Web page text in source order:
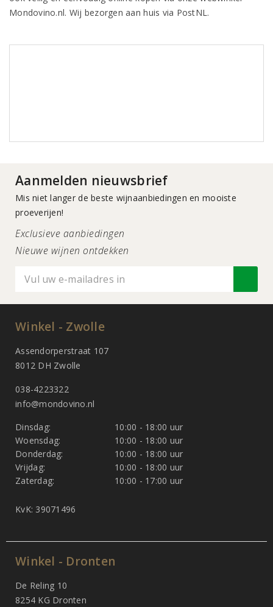
Mondovino.nl. Wij bezorgen aan huis via PostNL.
Aanmelden nieuwsbrief
Mis niet langer de beste wijnaanbiedingen en mooiste
proeverijen!
Exclusieve aanbiedingen
Nieuwe wijnen ontdekken
Winkel - Zwolle
Assendorperstraat 107
8012 DH Zwolle
038-4223322
info@mondovino.nl
Dinsdag:
10:00 - 18:00 uur
Woensdag:
10:00 - 18:00 uur
Donderdag:
10:00 - 18:00 uur
Vrijdag:
10:00 - 18:00 uur
Zaterdag:
10:00 - 17:00 uur
KvK: 39071496
Winkel - Dronten
De Reling 10
8254 KG Dronten